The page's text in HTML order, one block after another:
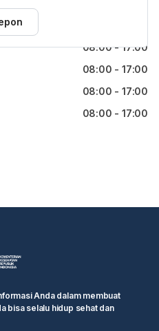
08:00 - 17:00
08:00 - 17:00
08:00 - 17:00
08:00 - 17:00
Anda dalam membuat
bisa selalu hidup sehat dan